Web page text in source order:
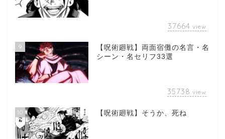
37664 view
9
【呪術廻戦】両面宿儺の名言・名
シーン・名セリフ33選
35738 view
10 【呪術廻戦】そうか、死ね